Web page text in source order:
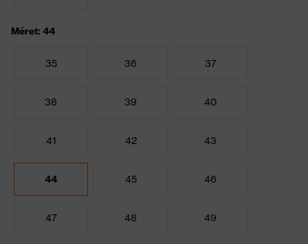
Méret: 44
35 36 37
38 39 40
41 42 43
44 45 46
47 48 49